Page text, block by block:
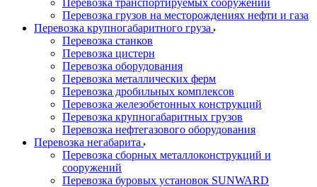
Перевозка транспортируемых сооружений
Перевозка грузов на месторождениях нефти и газа
Перевозка крупногабаритного груза
Перевозка станков
Перевозка цистерн
Перевозка оборудования
Перевозка металлических ферм
Перевозка дробильных комплексов
Перевозка железобетонных конструкций
Перевозка крупногабаритных грузов
Перевозка нефтегазового оборудования
Перевозка негабарита
Перевозка сборных металлоконструкций и
сооружений
Перевозка буровых установок SUNWARD